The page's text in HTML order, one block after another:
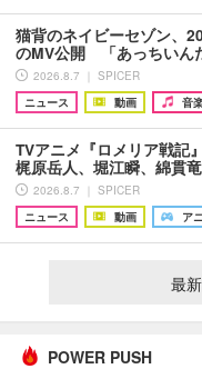
猫背のネイビーセゾン、
のMV公開 「あっちいん
2026.8.7 ｜ SPICER
ニュース
動画 音
TVアニメ『ロメリア戦記
梶原岳人、堀江瞬、綿貫
2026.8.7 ｜ SPICER
ニュース
動画 ア
最
POWER PUSH